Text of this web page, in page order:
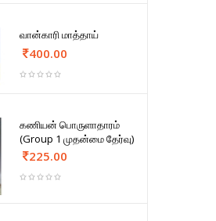
வான்காரி மாத்தாய்
400.00
கணியன் பொருளாதாரம்
(Group 1 முதன்மை தேர்வு)
225.00